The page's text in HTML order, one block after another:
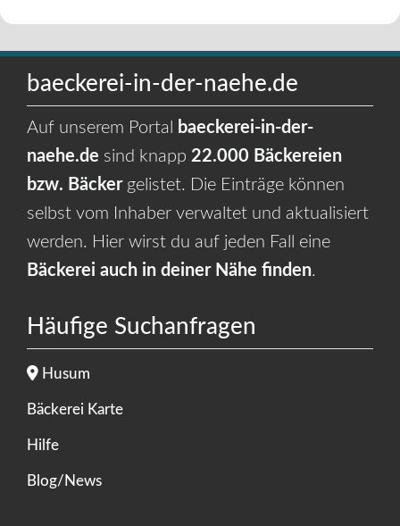
baeckerei-in-der-naehe.de
Auf unserem Portal
baeckerei-in-der-
naehe.de sind knapp 22.000 Bäckereien
bzw. Bäckergelistet. Die Einträge können
selbst vom Inhaber verwaltet und aktualisiert
werden. Hier wirst du auf jeden Fall eine
Bäckerei auch in deiner Nähe finden.
Häufige Suchanfragen
Husum
Bäckerei Karte
Hilfe
Blog/News